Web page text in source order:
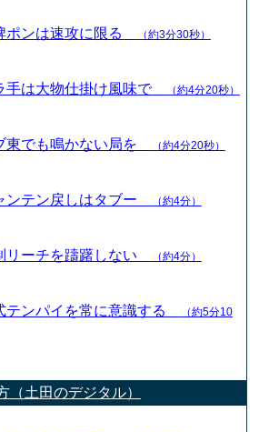
ポンは速攻に限る （約3分30秒）
手は大物仕掛け風味で （約4分20秒）
東でも鳴かない局を （約4分20秒）
ンテン戻しはタブー （約4分）
リーチを躊躇しない （約4分）
テンパイを常に意識する
（約5分10
（土田のデジタル）